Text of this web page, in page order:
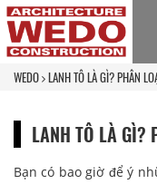
WEDO LANH TÔ LÀ GÌ? PHÂN
LANH TÔ LÀ GÌ?
Bạn có bao giờ để ý